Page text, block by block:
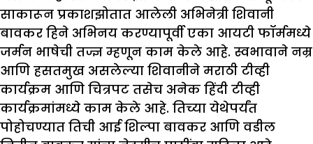
साकारून प्रकाशझोतात आलेली अभिनेत्री शिवानी
बावकर हिने अभिनय करण्यापूर्वी एका आयटी फॉर्ममध्ये
जर्मन भाषेची तज्ज्ञ म्हणून काम केले आहे. स्वभावाने नम्र
आणि हसतमुख असलेल्या शिवानीने मराठी टीव्ही
कार्यक्रम आणि चित्रपट तसेच अनेक हिंदी टीव्ही
कार्यक्रमांमध्ये काम केले आहे. तिच्या येथेपर्यंत
पोहोचण्यात तिची आई शिल्पा बावकर आणि वडील